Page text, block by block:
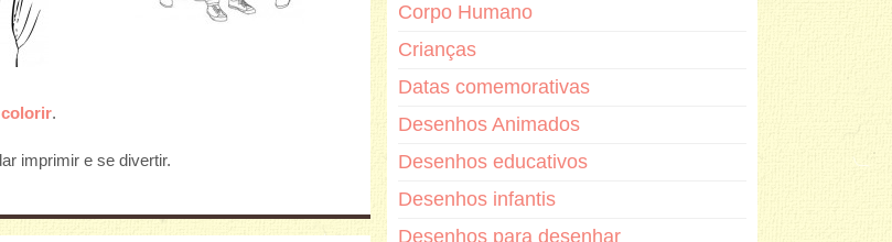
colorir.
imprimir e se divertir.
Corpo Humano
Crianças
Datas comemorativas
Desenhos Animados
Desenhos educativos
Desenhos infantis
Desenhos para desenhar